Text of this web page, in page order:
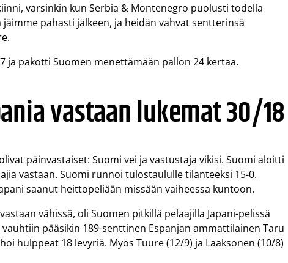
varsinkin kun Serbia & Montenegro puolusti todella
pahasti jälkeen, ja heidän vahvat sentterinsä
ja pakotti Suomen menettämään pallon 24 kertaa.
vastaan lukemat 30/18
päinvastaiset: Suomi vei ja vastustaja vikisi. Suomi aloitti
vastaan. Suomi runnoi tulostaululle tilanteeksi 15-0.
saanut heittopeliään missään vaiheessa kuntoon.
vähissä, oli Suomen pitkillä pelaajilla Japani-pelissä
pääsikin 189-senttinen Espanjan ammattilainen Taru
hulppeat 18 levyriä. Myös Tuure (12/9) ja Laaksonen (10/8)